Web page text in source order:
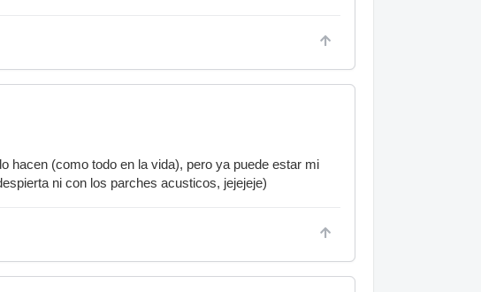
hacen (como todo en la vida), pero ya puede estar mi
ni con los parches acusticos, jejejeje)